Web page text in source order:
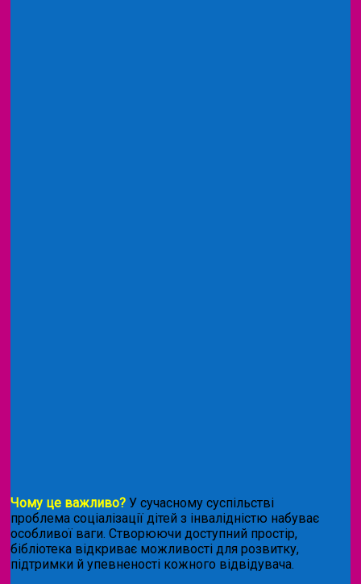
Чому це важливо? У сучасному суспільстві
проблема соціалізації дітей з інвалідністю набуває
особливої ваги. Створюючи доступний простір,
бібліотека відкриває можливості для розвитку,
підтримки й упевненості кожного відвідувача.